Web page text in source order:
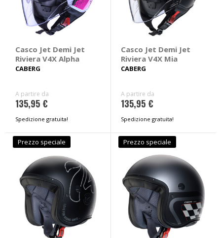
Casco Jet Demi Jet
Riviera V4X Alpha
CABERG
A partire da
135,95 €
Spedizione gratuita!
Casco Jet Demi Jet
Riviera V4X Mia
CABERG
A partire da
135,95 €
Spedizione gratuita!
Prezzo speciale Prezzo speciale